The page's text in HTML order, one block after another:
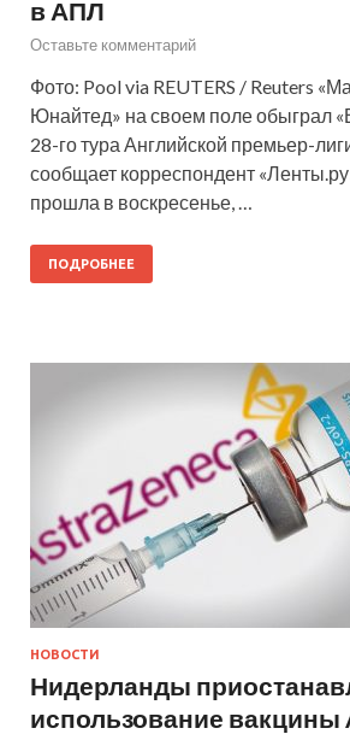
в АПЛ
Оставьте комментарий
Фото: Pool via REUTERS / Reuters
Юнайтед» на своем поле обыграл
28-го тура Английской премьер-
сообщает корреспондент
прошла в воскресенье, …
ПОДРОБНЕЕ
НОВОСТИ
Нидерланды
использование вакцины